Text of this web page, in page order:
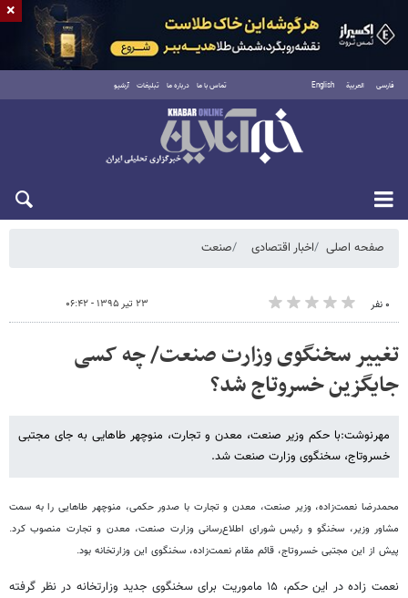
فارسی العربية English تماس با ما درباره ما تبلیغات آرشیو
جمعه ۱۶ مرداد ۱۴۰۵
صفحه اصلی اخبار اقتصادی صنعت
۰ نفر ۲۳ تیر ۱۳۹۵ - ۰۶:۴۲
تغییر سخنگوی وزارت صنعت/ چه کسی
جایگزین خسروتاج شد؟
مهرنوشت:با حکم وزیر صنعت، معدن و تجارت، منوچهر طاهایی به جای مجتبی
خسروتاج، سخنگوی وزارت صنعت شد.
محمدرضا نعمت‌زاده، وزیر صنعت، معدن و تجارت با صدور حکمی، منوچهر طاهایی را به سمت
مشاور وزیر، سخنگو و رئیس شورای اطلاع‌رسانی وزارت صنعت، معدن و تجارت منصوب کرد.
پیش از این مجتبی خسروتاج، قائم مقام نعمت‌زاده، سخنگوی این وزارتخانه بود.
نعمت زاده در این حکم، ۱۵ ماموریت برای سخنگوی جدید وزارتخانه در نظر گرفته
×